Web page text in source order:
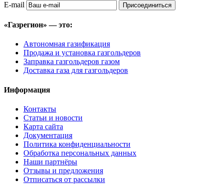
E-mail Присоединиться
«Газрегион» — это:
Автономная газификация
Продажа и установка газгольдеров
Заправка газгольдеров газом
Доставка газа для газгольдеров
Информация
Контакты
Статьи и новости
Карта сайта
Документация
Политика конфиденциальности
Обработка персональных данных
Наши партнёры
Отзывы и предложения
Отписаться от рассылки